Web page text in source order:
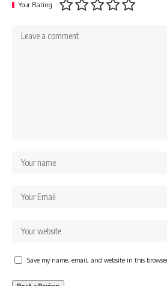
Your Rating
Save my name, email, and website in this